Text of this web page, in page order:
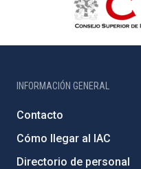
INFORMACIÓN GENERAL
Contacto
Cómo llegar al IAC
Directorio de personal